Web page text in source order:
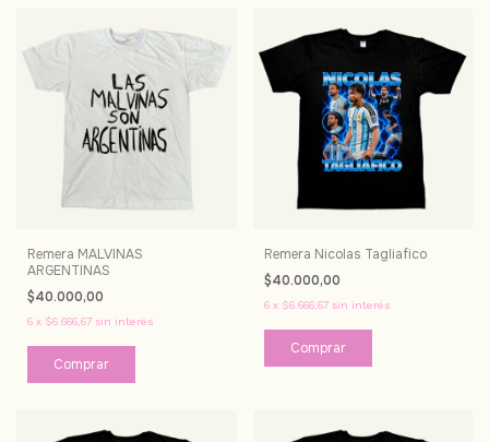
Remera MALVINAS
ARGENTINAS
$40.000,00
6 x $6.666,67 sin interés
Comprar
Remera Nicolas Tagliafico
$40.000,00
6 x $6.666,67 sin interés
Comprar